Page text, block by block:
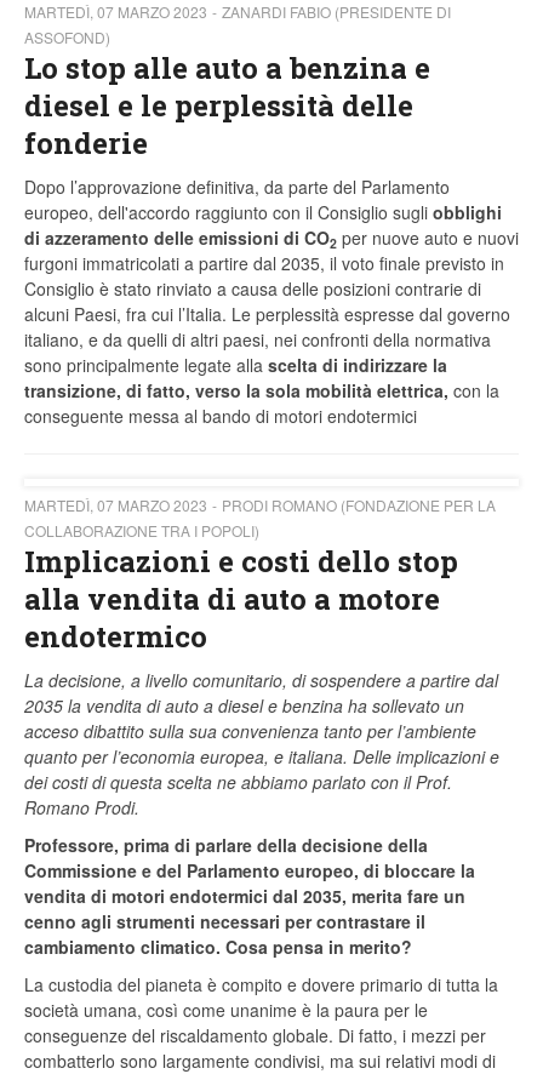
MARTEDÌ, 07 MARZO 2023
ZANARDI FABIO (PRESIDENTE DI
ASSOFOND)
Lo stop alle auto a benzina e
diesel e le perplessità delle
fonderie
Dopo l’approvazione definitiva, da parte del Parlamento
europeo, dell'accordo raggiunto con il Consiglio sugli obblighi
di azzeramento delle emissioni di CO2 per nuove auto e nuovi
furgoni immatricolati a partire dal 2035, il voto finale previsto in
Consiglio è stato rinviato a causa delle posizioni contrarie di
alcuni Paesi, fra cui l’Italia. Le perplessità espresse dal governo
italiano, e da quelli di altri paesi, nei confronti della normativa
sono principalmente legate alla scelta di indirizzare la
transizione, di fatto, verso la sola mobilità elettrica, con la
conseguente messa al bando di motori endotermici
MARTEDÌ, 07 MARZO 2023
PRODI ROMANO (FONDAZIONE PER LA
COLLABORAZIONE TRA I POPOLI)
Implicazioni e costi dello stop
alla vendita di auto a motore
endotermico
La decisione, a livello comunitario, di sospendere a partire dal
2035 la vendita di auto a diesel e benzina ha sollevato un
acceso dibattito sulla sua convenienza tanto per l’ambiente
quanto per l’economia europea, e italiana. Delle implicazioni e
dei costi di questa scelta ne abbiamo parlato con il Prof.
Romano Prodi.
Professore, prima di parlare della decisione della
Commissione e del Parlamento europeo, di bloccare la
vendita di motori endotermici dal 2035, merita fare un
cenno agli strumenti necessari per contrastare il
cambiamento climatico. Cosa pensa in merito?
La custodia del pianeta è compito e dovere primario di tutta la
società umana, così come unanime è la paura per le
conseguenze del riscaldamento globale. Di fatto, i mezzi per
combatterlo sono largamente condivisi, ma sui relativi modi di